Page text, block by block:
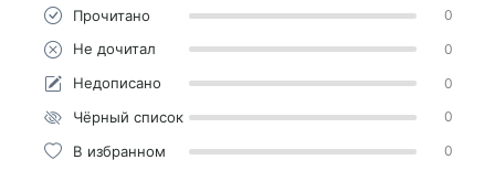
Прочитано 0
Не дочитал 0
Недописано 0
Чёрный список 0
В избранном 0